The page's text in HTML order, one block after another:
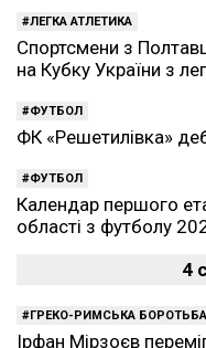
ЛЕГКА АТЛЕТИКА
Спортсмени з
на Кубку України з
ФУТБОЛ
ФК «Решетилівка»
ФУТБОЛ
Календар першого
області з футболу
4
ГРЕКО-РИМСЬКА БОРОТЬБА
Ірфан Мірзоєв